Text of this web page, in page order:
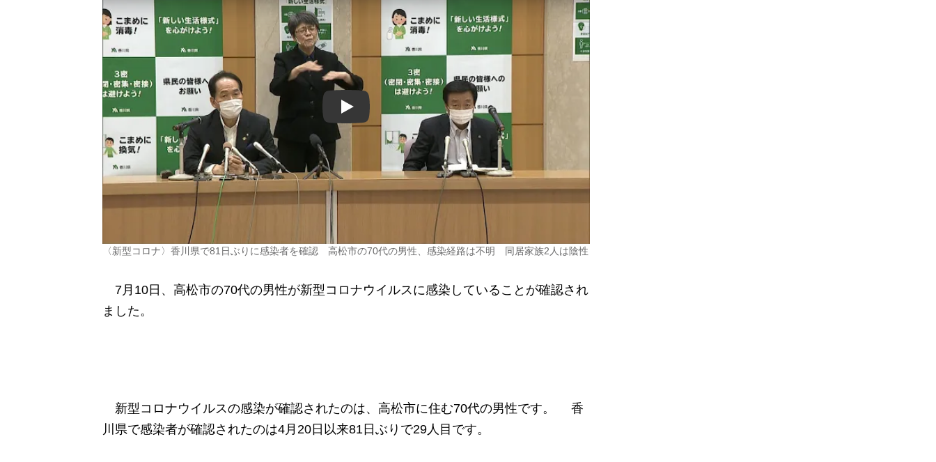
Play
〈新型コロナ〉香川県で81日ぶりに感染者を確認 高松市の70代の男性、感染経路は不明 同居家族2人は陰性
7月10日、高松市の70代の男性が新型コロナウイルスに感染していることが確認され
ました。
新型コロナウイルスの感染が確認されたのは、高松市に住む70代の男性です。 香
川県で感染者が確認されたのは4月20日以来81日ぶりで29人目です。